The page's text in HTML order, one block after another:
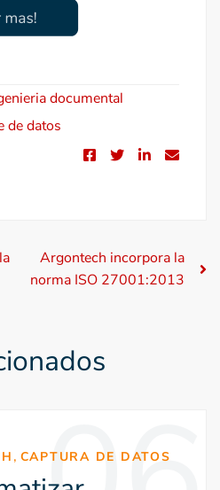
documental
de datos
Argontech incorpora la
norma ISO 27001:2013
, CAPTURA DE DATOS